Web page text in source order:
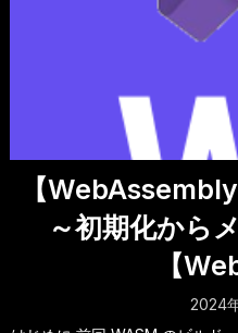
【
～初期化から
【
2024